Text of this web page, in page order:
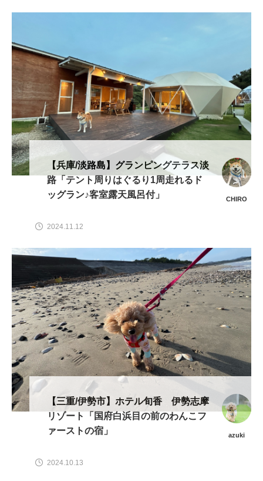
【兵庫/淡路島】グランピングテラス淡
路「テント周りはぐるり1周走れるド
ッグラン♪客室露天風呂付」
CHIRO
2024.11.12
【三重/伊勢市】ホテル旬香 伊勢志摩
リゾート「国府白浜目の前のわんこフ
ァーストの宿」
azuki
2024.10.13